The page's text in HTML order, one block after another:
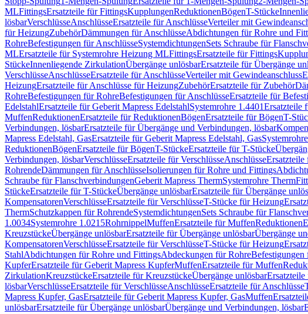
MLFittingsErsatzteile für FittingsKupplungenReduktionenBögenT-Stücke
lösbarVerschlüsseAnschlüsseErsatzteile für AnschlüsseVerteiler mit
für HeizungZubehörDämmungen für AnschlüsseAbdichtungen für Rohre und
RohreBefestigungen für AnschlüsseSystemdichtungenSets Schraube für
MLErsatzteile für Systemrohre Heizung MLFittingsErsatzteile für Fittings
StückeInnenliegende ZirkulationÜbergänge unlösbarErsatzteile für Übergänge
VerschlüsseAnschlüsseErsatzteile für AnschlüsseVerteiler mit Gewindeanschluss
HeizungErsatzteile für Anschlüsse für HeizungZubehörErsatzteile für Zubehör
RohreBefestigungen für RohreBefestigungen für AnschlüsseErsatzteile für
EdelstahlErsatzteile für Geberit Mapress EdelstahlSystemrohre 1.4401Ersatzteile
MuffenReduktionenErsatzteile für ReduktionenBögenErsatzteile für BögenT-
Verbindungen, lösbarErsatzteile für Übergänge und Verbindungen, lösbar
Mapress Edelstahl, GasErsatzteile für Geberit Mapress Edelstahl, Gas
ReduktionenBögenErsatzteile für BögenT-StückeErsatzteile für T-Stücke
Verbindungen, lösbarVerschlüsseErsatzteile für VerschlüsseAnschlüsseErsatzteile
RohrendeDämmungen für AnschlüsseIsolierungen für Rohre und Fittings
Schraube für FlanschverbindungenGeberit Mapress ThermSystemrohre Therm
StückeErsatzteile für T-StückeÜbergänge unlösbarErsatzteile für Übergänge
KompensatorenVerschlüsseErsatzteile für VerschlüsseT-Stücke für Heizung
ThermSchutzkappen für RohrendeSystemdichtungenSets Schraube für
1.0034Systemrohre 1.0215RohrnippelMuffenErsatzteile für MuffenReduktionen
KreuzstückeÜbergänge unlösbarErsatzteile für Übergänge unlösbarÜbergänge
KompensatorenVerschlüsseErsatzteile für VerschlüsseT-Stücke für Heizung
StahlAbdichtungen für Rohre und FittingsAbdeckungen für RohreBefestigungen
KupferErsatzteile für Geberit Mapress KupferMuffenErsatzteile für Muffen
ZirkulationKreuzstückeErsatzteile für KreuzstückeÜbergänge unlösbar
lösbarVerschlüsseErsatzteile für VerschlüsseAnschlüsseErsatzteile für Anschlüsse
Mapress Kupfer, GasErsatzteile für Geberit Mapress Kupfer, GasMuffen
unlösbarErsatzteile für Übergänge unlösbarÜbergänge und Verbindungen, lösbar